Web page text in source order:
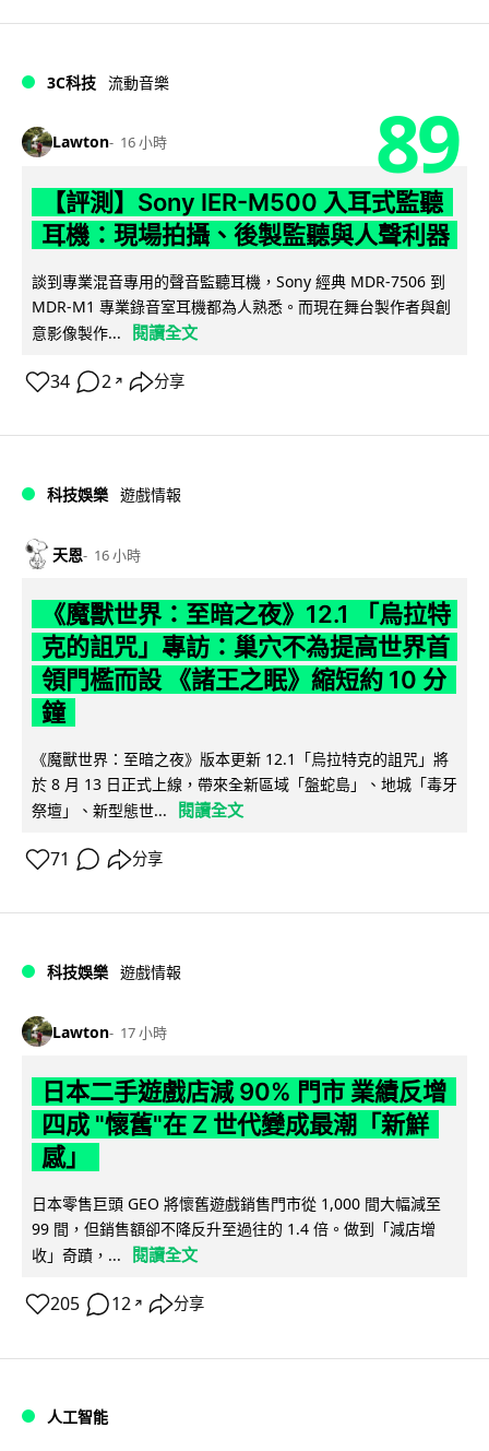
3C科技 流動音樂
Lawton 16 小時 89
【評測】Sony IER-M500 入耳式監聽
耳機：現場拍攝、後製監聽與人聲利器
談到專業混音專用的聲音監聽耳機，Sony 經典 MDR-7506 到
MDR-M1 專業錄音室耳機都為人熟悉。而現在舞台製作者與創
意影像製作...
閱讀全文
34 2 ↗ 分享
科技娛樂 遊戲情報
天恩 16 小時
《魔獸世界：至暗之夜》12.1 「烏拉特
克的詛咒」專訪：巢穴不為提高世界首
領門檻而設 《諸王之眠》縮短約 10 分
鐘
《魔獸世界：至暗之夜》版本更新 12.1「烏拉特克的詛咒」將
於 8 月 13 日正式上線，帶來全新區域「盤蛇島」、地城「毒牙
祭壇」、新型態世...
閱讀全文
71 分享
科技娛樂 遊戲情報
Lawton 17 小時
日本二手遊戲店減 90% 門市 業績反增
四成 "懷舊"在 Z 世代變成最潮「新鮮
感」
日本零售巨頭 GEO 將懷舊遊戲銷售門市從 1,000 間大幅減至
99 間，但銷售額卻不降反升至過往的 1.4 倍。做到「減店增
收」奇蹟，...
閱讀全文
205 12 ↗ 分享
人工智能